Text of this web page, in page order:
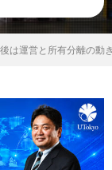
は運営と所有分離の動